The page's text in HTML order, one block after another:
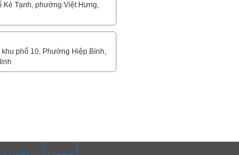
Kẻ Tạnh, phường Việt Hưng,
phố 10, Phường Hiệp Bình,